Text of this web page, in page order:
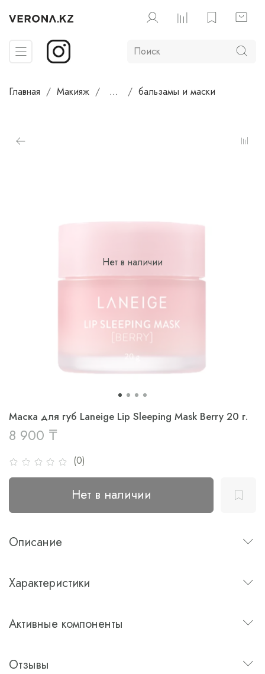
Главная Макияж ... бальзамы и маски
Нет в наличии
(0)
Маска для губ Laneige Lip Sleeping Mask Berry 20 г.
8 900 ₸
Нет в наличии
Описание
Характеристики
Активные компоненты
Отзывы